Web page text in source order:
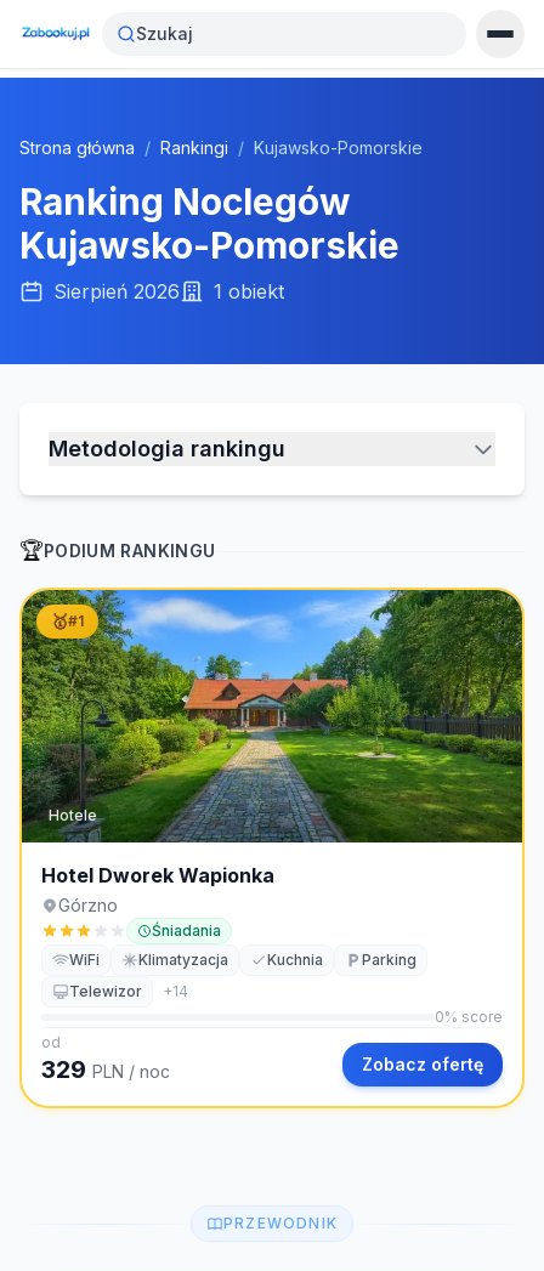
Szukaj
Strona główna / Rankingi / Kujawsko-Pomorskie
Ranking Noclegów
Kujawsko-Pomorskie
Sierpień 2026 1 obiekt
Metodologia rankingu
🏆PODIUM RANKINGU
🥇#1
Hotele
Hotel Dworek Wapionka
Górzno
Śniadania
WiFi
Klimatyzacja Kuchnia
Parking
Telewizor
+14
0% score
od
329 PLN / noc Zobacz ofertę
PRZEWODNIK